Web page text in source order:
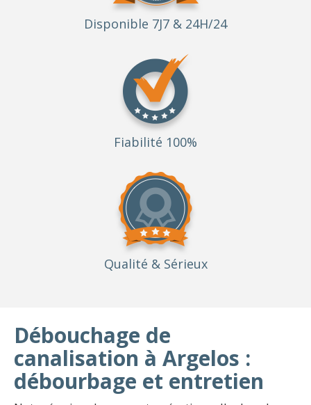
Disponible 7J7 & 24H/24
Fiabilité 100%
Qualité & Sérieux
Débouchage de
canalisation à Argelos :
débourbage et entretien